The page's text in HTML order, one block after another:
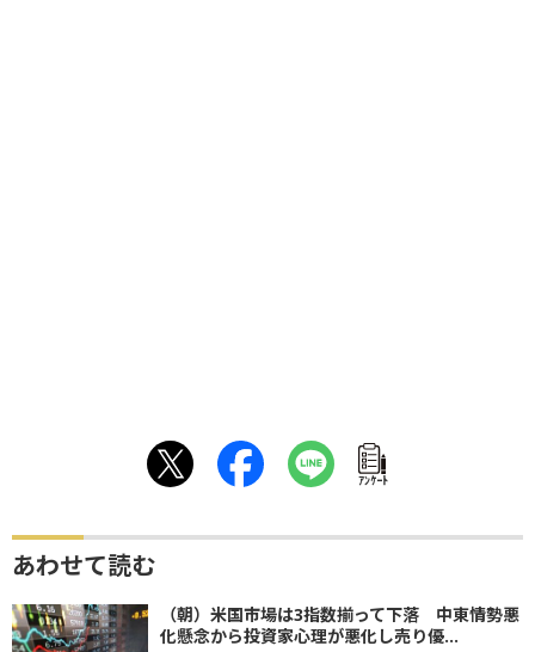
ｱﾝｹｰﾄ
あわせて読む
（朝）米国市場は3指数揃って下落 中東情勢悪
化懸念から投資家心理が悪化し売り優...